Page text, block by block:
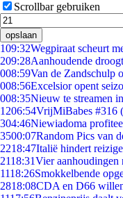
Scrollbar gebruiken
opslaan
109:32Wegpiraat scheurt
209:28Aanhoudende
008:59Van de Zandschulp
008:56Excelsior opent
008:35Nieuw te streamen
1206:54VrijMiBabes #316
304:46Niewiadoma
3500:07Random Pics van
2218:47Italië hindert
2118:31Vier aanhoudingen
1118:26Smokkelbende
2818:08CDA en D66